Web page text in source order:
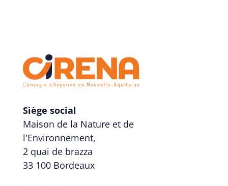
Siège social
Maison de la Nature et de
l'Environnement,
2 quai de brazza
33 100 Bordeaux